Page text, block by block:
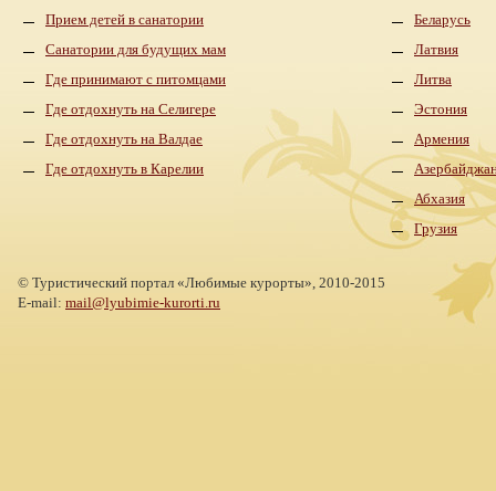
Прием детей в санатории
Санатории для будущих мам
Где принимают с питомцами
Где отдохнуть на Селигере
Где отдохнуть на Валдае
Где отдохнуть в Карелии
Беларусь
Латвия
Литва
Эстония
Армения
Абхазия
Грузия
© Туристический портал «Любимые курорты», 2010-2015
E-mail: mail@lyubimie-kurorti.ru